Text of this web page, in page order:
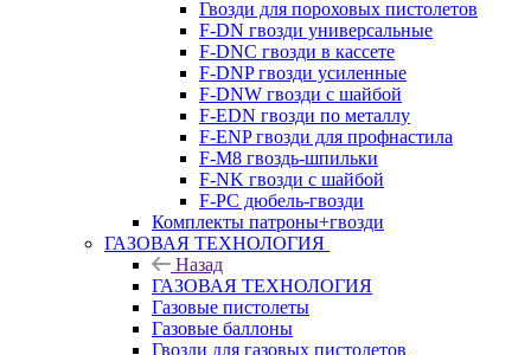
Гвозди для пороховых пистолетов
F-DN гвозди универсальные
F-DNC гвозди в кассете
F-DNP гвозди усиленные
F-DNW гвозди с шайбой
F-EDN гвозди по металлу
F-ENP гвозди для профнастила
F-M8 гвоздь-шпильки
F-NK гвозди с шайбой
F-PC дюбель-гвозди
Комплекты патроны+гвозди
ГАЗОВАЯ ТЕХНОЛОГИЯ
Назад
ГАЗОВАЯ ТЕХНОЛОГИЯ
Газовые пистолеты
Газовые баллоны
Гвозди для газовых пистолетов